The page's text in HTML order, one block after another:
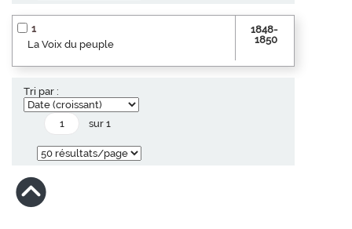
1
La Voix du peuple
1848-
1850
Tri par :
sur 1